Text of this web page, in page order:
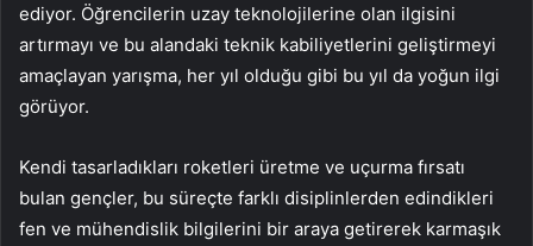
ediyor. Öğrencilerin uzay teknolojilerine olan ilgisini
artırmayı ve bu alandaki teknik kabiliyetlerini geliştirmeyi
amaçlayan yarışma, her yıl olduğu gibi bu yıl da yoğun ilgi
görüyor.
Kendi tasarladıkları roketleri üretme ve uçurma fırsatı
bulan gençler, bu süreçte farklı disiplinlerden edindikleri
fen ve mühendislik bilgilerini bir araya getirerek karmaşık